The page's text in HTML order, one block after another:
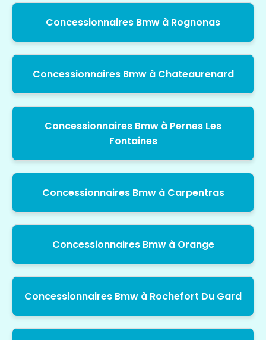
Concessionnaires Bmw à Rognonas
Concessionnaires Bmw à Chateaurenard
Concessionnaires Bmw à Pernes Les
Fontaines
Concessionnaires Bmw à Carpentras
Concessionnaires Bmw à Orange
Concessionnaires Bmw à Rochefort Du Gard